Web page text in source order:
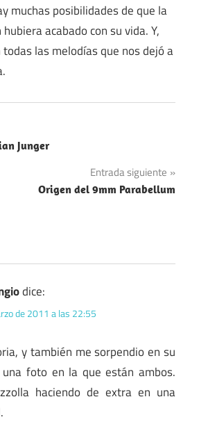
muchas posibilidades de que la
acabado con su vida. Y,
las melodías que nos dejó a
Junger
Entrada siguiente
Origen del 9mm Parabellum
dice:
de 2011 a las 22:55
y también me sorpendio en su
foto en la que están ambos.
haciendo de extra en una